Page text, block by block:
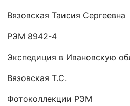
Вязовская Таисия Сергеевна
РЭМ 8942-4
Экспедиция в Ивановскую
Вязовская Т.С.
Фотоколлекции РЭМ